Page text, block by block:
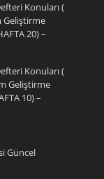
Konuları (
Geliştirme
20) –
Konuları (
Geliştirme
10) –
Güncel